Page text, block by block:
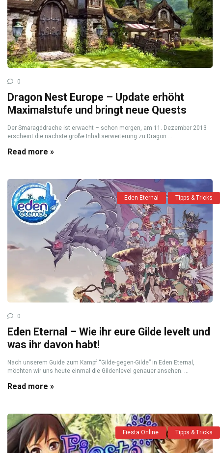
0
Dragon Nest Europe – Update erhöht
Maximalstufe und bringt neue Quests
Der Smaragddrache ist erwacht – schon morgen, am 11. Dezember 2013
erscheint die nächste große Inhaltserweiterung zu Dragon ...
Read more »
Eden Eternal Tipps & Tricks
0
Eden Eternal – Wie ihr eure Gilde levelt und
was ihr davon habt!
Nach unserem Guide zum Kampf “Gilde-gegen-Gilde” in Eden Eternal,
möchten wir uns heute einmal die Gildenlevel genauer ansehen. ...
Read more »
Fiesta Online Tipps & Tricks